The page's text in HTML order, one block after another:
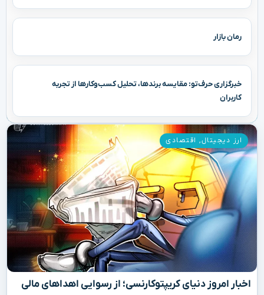
رمان بازار
خبرگزاری حرف‌تو: مقایسه برندها، تحلیل کسب‌وکارها از تجربه
کاربران
اخبار امروز دنیای کریپتوکارنسی؛ از رسوایی اهداهای مالی
ارز دیجیتال, اقتصادی